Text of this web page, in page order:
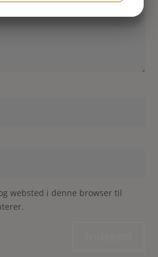
websted i denne browser til